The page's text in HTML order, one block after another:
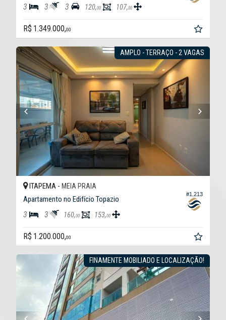
3 3 3 120,00 107,00
R$ 1.349.000,00
AMPLO - TERRAÇO - 2 VAGAS
#1.213
ITAPEMA - MEIA PRAIA
Apartamento no Edifício Topazio
3 3 160,00 153,00
R$ 1.200.000,00
FINAMENTE MOBILIADO E LOCALIZAÇÃO!